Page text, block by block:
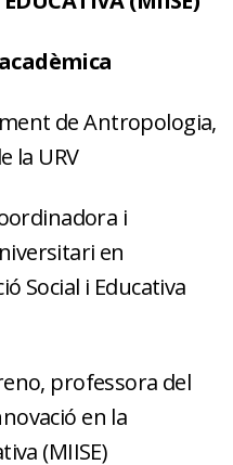
de Antropologia,
la URV
i
en
Social i Educativa
professora del
en la
(MIISE)